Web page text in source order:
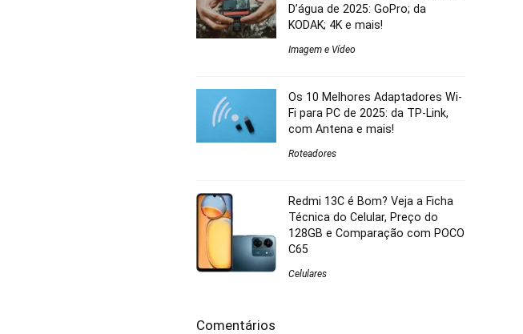
D’água de 2025: GoPro; da
KODAK; 4K e mais!
Imagem e Vídeo
Os 10 Melhores Adaptadores Wi-
Fi para PC de 2025: da TP-Link,
com Antena e mais!
Roteadores
Redmi 13C é Bom? Veja a Ficha
Técnica do Celular, Preço do
128GB e Comparação com POCO
C65
Celulares
Comentários